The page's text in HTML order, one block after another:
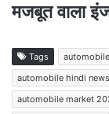
मजबूत वाला
Tags automobile
automobile hindi
automobile market